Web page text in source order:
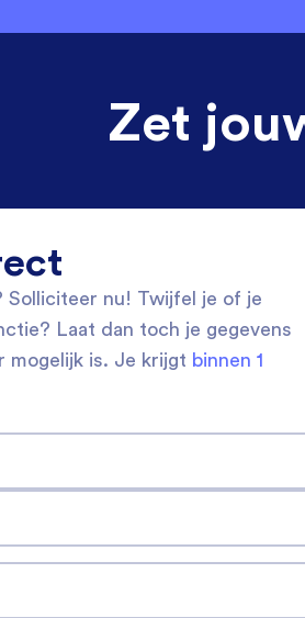
Zet
Solliciteer nu! Twijfel je of je
Laat dan toch je gegevens
mogelijk is. Je krijgt binnen 1